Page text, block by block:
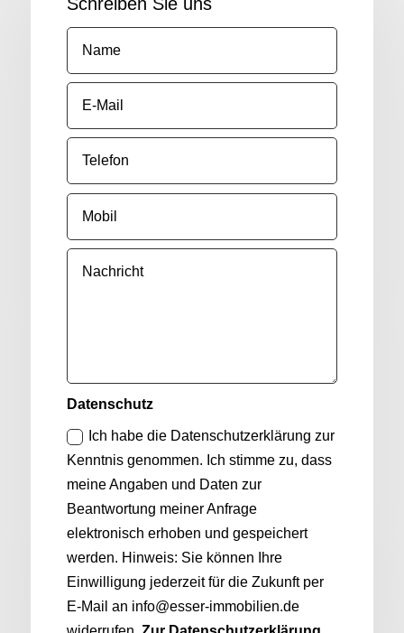
Datenschutz
Ich habe die Datenschutzerklärung zur
Kenntnis genommen. Ich stimme zu, dass
meine Angaben und Daten zur
Beantwortung meiner Anfrage
elektronisch erhoben und gespeichert
werden. Hinweis: Sie können Ihre
Einwilligung jederzeit für die Zukunft per
E-Mail an info@esser-immobilien.de